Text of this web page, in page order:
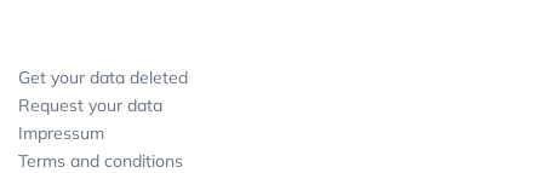
Get your data deleted
Request your data
Impressum
Terms and conditions